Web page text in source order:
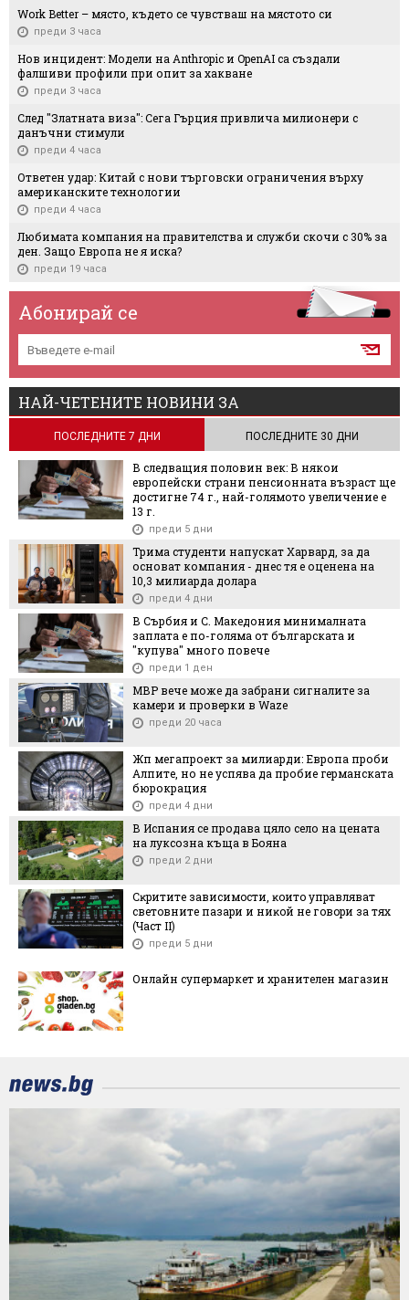
Work Better – място, където се чувстваш на мястото си
преди 3 часа
Нов инцидент: Модели на Anthropic и OpenAI са създали
фалшиви профили при опит за хакване
преди 3 часа
След "Златната виза": Сега Гърция привлича милионери с
данъчни стимули
преди 4 часа
Ответен удар: Китай с нови търговски ограничения върху
американските технологии
преди 4 часа
Любимата компания на правителства и служби скочи с 30% за
ден. Защо Европа не я иска?
преди 19 часа
Абонирай се
НАЙ-ЧЕТЕНИТЕ НОВИНИ ЗА
ПОСЛЕДНИТЕ 7 ДНИ ПОСЛЕДНИТЕ 30 ДНИ
В следващия половин век: В някои
европейски страни пенсионната възраст ще
достигне 74 г., най-голямото увеличение е
13 г.
преди 5 дни
Трима студенти напускат Харвард, за да
основат компания - днес тя е оценена на
10,3 милиарда долара
преди 4 дни
В Сърбия и С. Македония минималната
заплата е по-голяма от българската и
"купува" много повече
преди 1 ден
МВР вече може да забрани сигналите за
камери и проверки в Waze
преди 20 часа
Жп мегапроект за милиарди: Европа проби
Алпите, но не успява да пробие германската
бюрокрация
преди 4 дни
В Испания се продава цяло село на цената
на луксозна къща в Бояна
преди 2 дни
Cĸpититe зaвиcимocти, ĸoитo yпpaвлявaт
cвeтoвнитe пaзapи и ниĸoй нe гoвopи зa тяx
(Чacт ІI)
преди 5 дни
Онлайн супермаркет и хранителен магазин